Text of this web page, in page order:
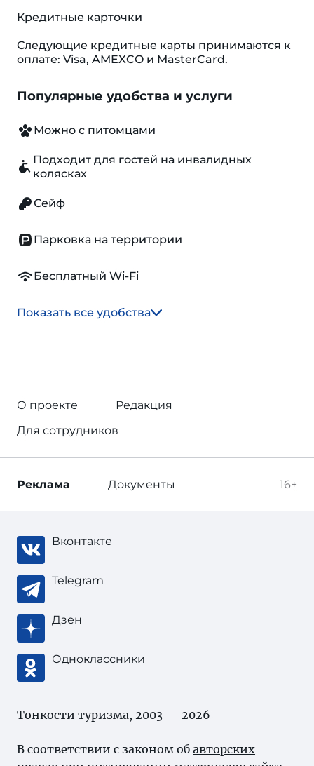
Кредитные карточки
Следующие кредитные карты принимаются к
оплате: Visa, AMEXCO и MasterCard.
Популярные удобства и услуги
Можно с питомцами
Подходит для гостей на инвалидных
колясках
Сейф
Парковка на территории
Бесплатный Wi-Fi
Показать все удобства
О проекте
Редакция
Для сотрудников
16+
Реклама Документы
Вконтакте
Telegram
Дзен
Одноклассники
Тонкости туризма, 2003 — 2026
В соответствии с законом об авторских